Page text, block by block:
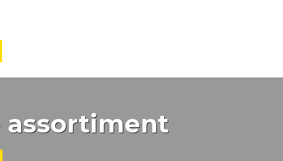
assortiment